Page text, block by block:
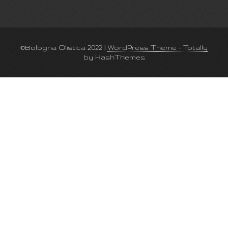
©Bologna Olistica 2022 | WordPress Theme - Totally
by HashThemes